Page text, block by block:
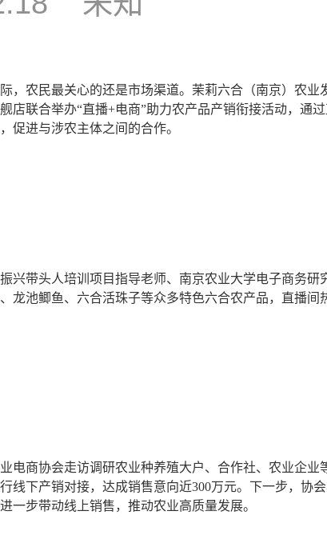
，农民最关心的还是市场渠道。茉莉六合（南京）农业
店联合举办“直播+电商”助力农产品产销衔接活动，通
促进与涉农主体之间的合作。
兴带头人培训项目指导老师、南京农业大学电子商务
龙池鲫鱼、六合活珠子等众多特色六合农产品，直播间
电商协会走访调研农业种养殖大户、合作社、农业企业
线下产销对接，达成销售意向近300万元。下一步，协
一步带动线上销售，推动农业高质量发展。